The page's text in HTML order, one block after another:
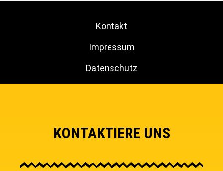
Kontakt
Impressum
Datenschutz
KONTAKTIERE UNS